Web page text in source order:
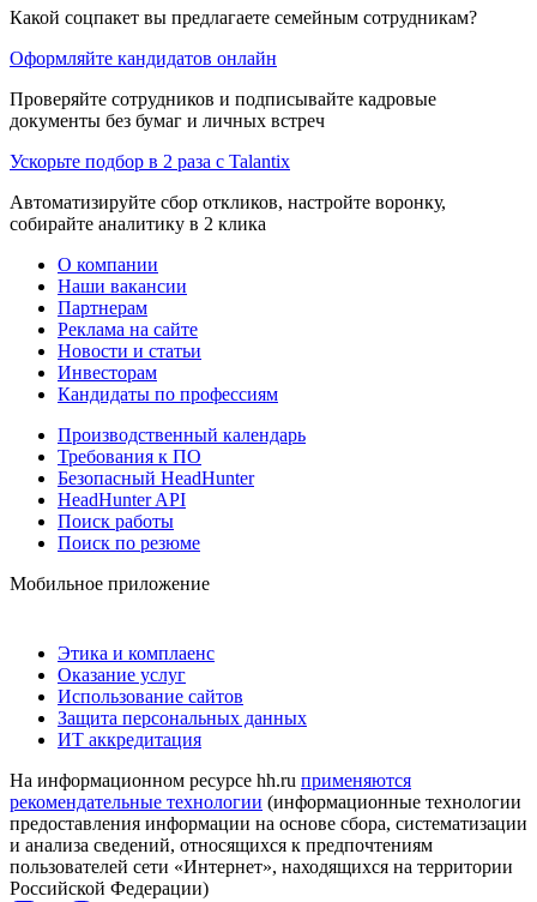
Какой соцпакет вы предлагаете семейным сотрудникам?
Оформляйте кандидатов онлайн
Проверяйте сотрудников и подписывайте кадровые
документы без бумаг и личных встреч
Ускорьте подбор в 2 раза с Talantix
Автоматизируйте сбор откликов, настройте воронку,
собирайте аналитику в 2 клика
О компании
Наши вакансии
Партнерам
Реклама на сайте
Новости и статьи
Инвесторам
Кандидаты по профессиям
Производственный календарь
Требования к ПО
Безопасный HeadHunter
HeadHunter API
Поиск работы
Поиск по резюме
Мобильное приложение
Этика и комплаенс
Оказание услуг
Использование сайтов
Защита персональных данных
ИТ аккредитация
На информационном ресурсе hh.ru применяются
рекомендательные технологии (информационные технологии
предоставления информации на основе сбора, систематизации
и анализа сведений, относящихся к предпочтениям
пользователей сети «Интернет», находящихся на территории
Российской Федерации)